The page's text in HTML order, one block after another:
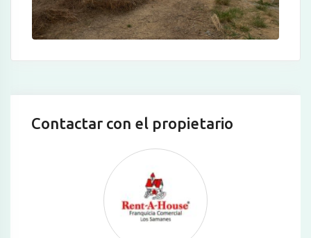
Contactar con el propietario